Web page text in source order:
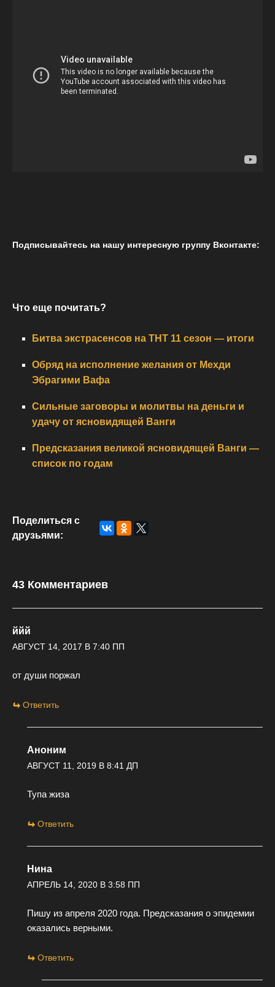
Подписывайтесь на нашу интересную группу Вконтакте:
Что еще почитать?
Битва экстрасенсов на ТНТ 11 сезон — итоги
Обряд на исполнение желания от Мехди
Эбрагими Вафа
Сильные заговоры и молитвы на деньги и
удачу от ясновидящей Ванги
Предсказания великой ясновидящей Ванги —
список по годам
Поделиться с
друзьями:
43 Комментариев
ййй
АВГУСТ 14, 2017 В 7:40 ПП
от души поржал
Ответить
Аноним
АВГУСТ 11, 2019 В 8:41 ДП
Тупа жиза
Ответить
Нина
АПРЕЛЬ 14, 2020 В 3:58 ПП
Пишу из апреля 2020 года. Предсказания о эпидемии
оказались верными.
Ответить